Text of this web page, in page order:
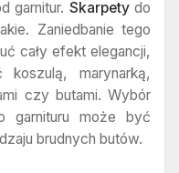
garnitur. Skarpetydo
Zaniedbanie tego
cały efekt elegancji,
marynarką,
czy butami. Wybór
garnituru może być
brudnych butów.